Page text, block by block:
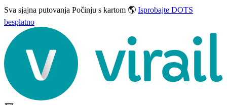
Sva sjajna putovanja Počinju s kartom 🌎 Isprobajte DOTS
besplatno